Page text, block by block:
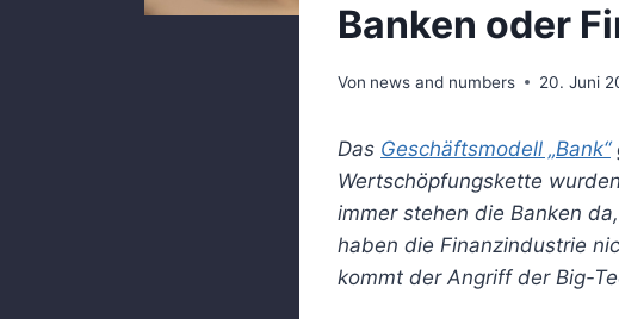
Banken oder
Von news and numbers 20. Juni
Das Geschäftsmodell „Bank“
Wertschöpfungskette
immer stehen die Banken
haben die Finanzindustrie
kommt der Angriff der Big-